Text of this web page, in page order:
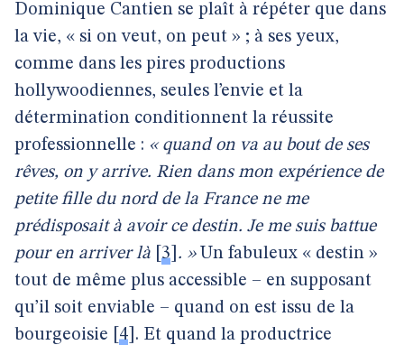
Dominique Cantien se plaît à répéter que dans
la vie, « si on veut, on peut » ; à ses yeux,
comme dans les pires productions
hollywoodiennes, seules l’envie et la
détermination conditionnent la réussite
professionnelle : « quand on va au bout de ses
rêves, on y arrive. Rien dans mon expérience de
petite fille du nord de la France ne me
prédisposait à avoir ce destin. Je me suis battue
pour en arriver là 3 . » Un fabuleux « destin »
tout de même plus accessible – en supposant
qu’il soit enviable – quand on est issu de la
bourgeoisie
4 . Et quand la productrice